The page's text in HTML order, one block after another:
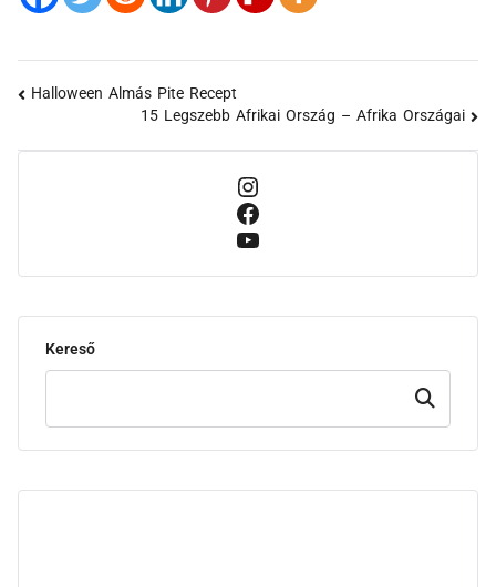
Halloween Almás Pite Recept
15 Legszebb Afrikai Ország – Afrika Országai
Kereső
Keresd